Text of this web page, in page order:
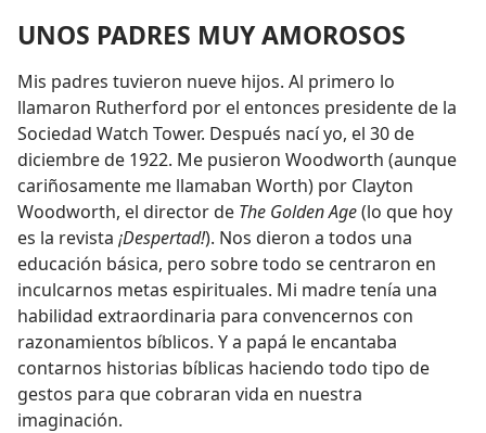
UNOS PADRES MUY AMOROSOS
Mis padres tuvieron nueve hijos. Al primero lo
llamaron Rutherford por el entonces presidente de la
Sociedad Watch Tower. Después nací yo, el 30 de
diciembre de 1922. Me pusieron Woodworth (aunque
cariñosamente me llamaban Worth) por Clayton
Woodworth, el director de The Golden Age(lo que hoy
es la revista ¡Despertad!). Nos dieron a todos una
educación básica, pero sobre todo se centraron en
inculcarnos metas espirituales. Mi madre tenía una
habilidad extraordinaria para convencernos con
razonamientos bíblicos. Y a papá le encantaba
contarnos historias bíblicas haciendo todo tipo de
gestos para que cobraran vida en nuestra
imaginación.